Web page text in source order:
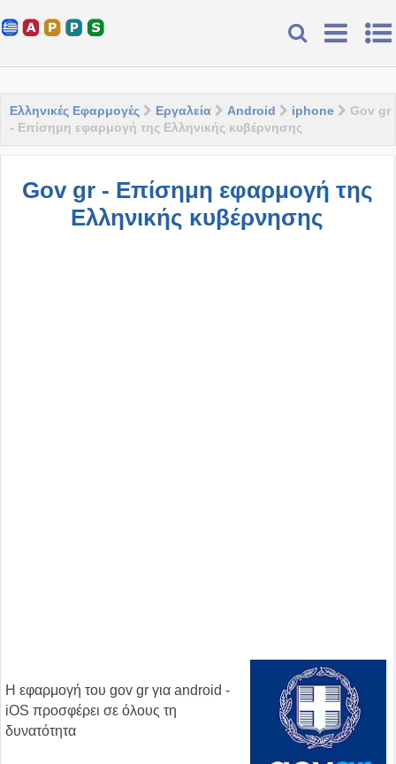
Ελληνικές Εφαρμογές Εργαλεία Android iphone
Gov gr
- Επίσημη εφαρμογή της Ελληνικής κυβέρνησης
Gov gr - Επίσημη εφαρμογή της
Ελληνικής κυβέρνησης
Η εφαρμογή του gov gr για android -
iOS προσφέρει σε όλους τη
δυνατότητα